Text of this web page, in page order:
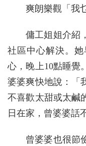
爽朗樂觀「我
傭工姐姐介紹
社區中心解決。
心，晚上10點睡覺
婆婆爽快地說：「
不喜歡太甜或太鹹
日在家，曾婆婆話
曾婆婆也很節